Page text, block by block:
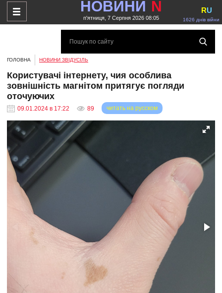
НОВИНИ N
п'ятниця, 7 Серпня 2026 08:05 1626 днів війни
RU
ГОЛОВНА НОВИНИ ЗВІДУСІЛЬ
Користувачі інтернету, чия особлива
зовнішність магнітом притягує погляди
оточуючих
09.01.2024 в 17:22 89 читать на русском